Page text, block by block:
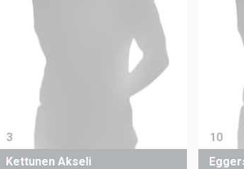
3
Kettunen Akseli
10